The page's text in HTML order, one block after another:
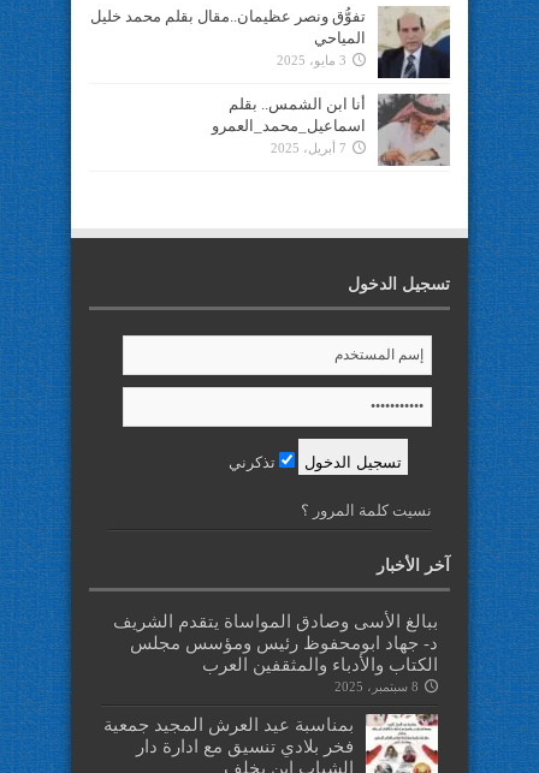
تفوُّق ونصر عظيمان..مقال بقلم محمد خليل
المياحي
3 مايو، 2025
أنا ابن الشمس.. بقلم
اسماعيل_محمد_العمرو
7 أبريل، 2025
تسجيل الدخول
تذكرني
نسيت كلمة المرور ؟
آخر الأخبار
ببالغ الأسى وصادق المواساة يتقدم الشريف
د- جهاد ابومحفوظ رئيس ومؤسس مجلس
الكتاب والأدباء والمثقفين العرب
8 سبتمبر، 2025
بمناسبة عيد العرش المجيد جمعية
فخر بلادي تنسيق مع ادارة دار
الشباب ابن يخلف